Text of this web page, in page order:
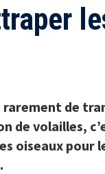
rarement de
de volailles,
oiseaux pour